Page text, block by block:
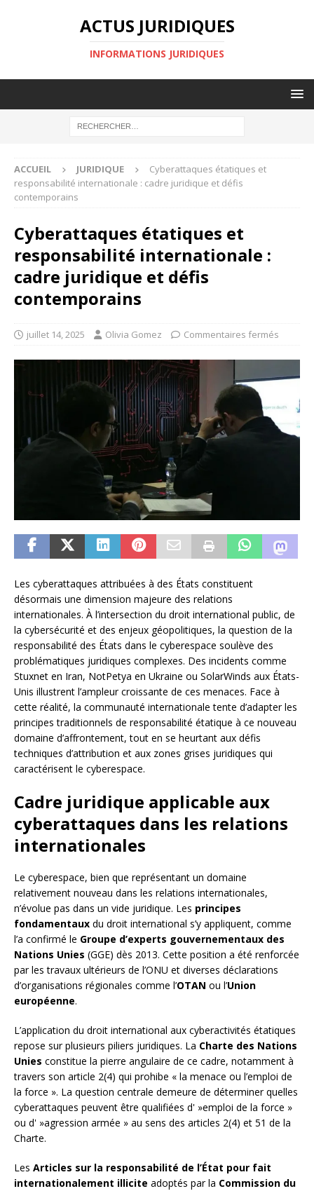
ACTUS JURIDIQUES
INFORMATIONS JURIDIQUES
ACCUEIL JURIDIQUE
Cyberattaques étatiques et
responsabilité internationale : cadre juridique et défis
contemporains
Cyberattaques étatiques et
responsabilité internationale :
cadre juridique et défis
contemporains
juillet 14, 2025 Olivia Gomez Commentaires fermés
Les cyberattaques attribuées à des États constituent
désormais une dimension majeure des relations
internationales. À l’intersection du droit international public, de
la cybersécurité et des enjeux géopolitiques, la question de la
responsabilité des États dans le cyberespace soulève des
problématiques juridiques complexes. Des incidents comme
Stuxnet en Iran, NotPetya en Ukraine ou SolarWinds aux États-
Unis illustrent l’ampleur croissante de ces menaces. Face à
cette réalité, la communauté internationale tente d’adapter les
principes traditionnels de responsabilité étatique à ce nouveau
domaine d’affrontement, tout en se heurtant aux défis
techniques d’attribution et aux zones grises juridiques qui
caractérisent le cyberespace.
Cadre juridique applicable aux
cyberattaques dans les relations
internationales
Le cyberespace, bien que représentant un domaine
relativement nouveau dans les relations internationales,
n’évolue pas dans un vide juridique. Les principes
fondamentaux du droit international s’y appliquent, comme
l’a confirmé le Groupe d’experts gouvernementaux des
Nations Unies (GGE) dès 2013. Cette position a été renforcée
par les travaux ultérieurs de l’ONU et diverses déclarations
d’organisations régionales comme l’OTAN ou l’Union
européenne.
L’application du droit international aux cyberactivités étatiques
repose sur plusieurs piliers juridiques. La Charte des Nations
Unies constitue la pierre angulaire de ce cadre, notamment à
travers son article 2(4) qui prohibe « la menace ou l’emploi de
la force ». La question centrale demeure de déterminer quelles
cyberattaques peuvent être qualifiées d' »emploi de la force »
ou d' »agression armée » au sens des articles 2(4) et 51 de la
Charte.
Les Articles sur la responsabilité de l’État pour fait
internationalement illicite adoptés par la Commission du